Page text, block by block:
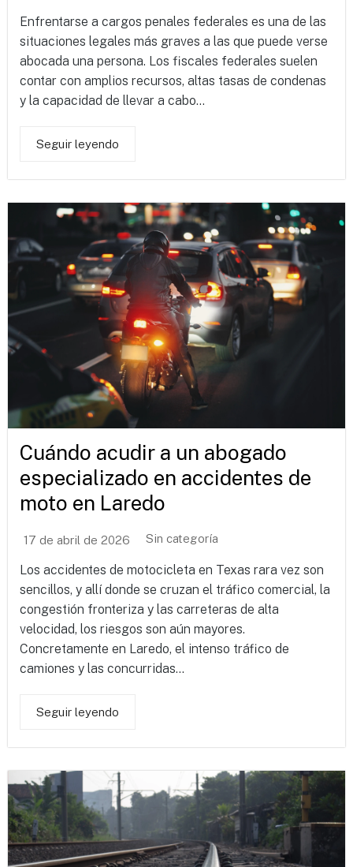
Enfrentarse a cargos penales federales es una de las
situaciones legales más graves a las que puede verse
abocada una persona. Los fiscales federales suelen
contar con amplios recursos, altas tasas de condenas
y la capacidad de llevar a cabo...
Seguir leyendo
Cuándo acudir a un abogado
especializado en accidentes de
moto en Laredo
17 de abril de 2026 Sin categoría
Los accidentes de motocicleta en Texas rara vez son
sencillos, y allí donde se cruzan el tráfico comercial, la
congestión fronteriza y las carreteras de alta
velocidad, los riesgos son aún mayores.
Concretamente en Laredo, el intenso tráfico de
camiones y las concurridas...
Seguir leyendo